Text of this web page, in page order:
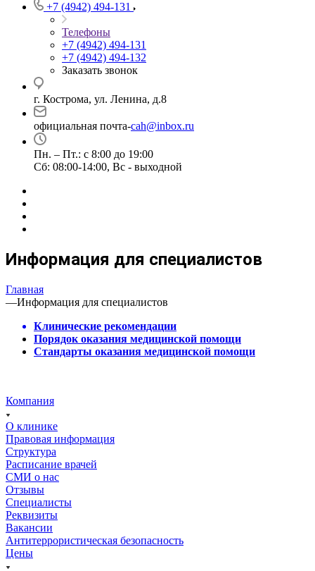
+7 (4942) 494-131
Телефоны
+7 (4942) 494-131
+7 (4942) 494-132
Заказать звонок
г. Кострома, ул. Ленина, д.8
официальная почта-cah@inbox.ru
Пн. – Пт.: с 8:00 до 19:00
Сб: 08:00-14:00, Вс - выходной
Информация для специалистов
Главная
—Информация для специалистов
Клинические рекомендации
Порядок оказания медицинской помощи
Стандарты оказания медицинской помощи
Компания
О клинике
Правовая информация
Структура
Расписание врачей
СМИ о нас
Отзывы
Специалисты
Реквизиты
Вакансии
Антитеррористическая безопасность
Цены